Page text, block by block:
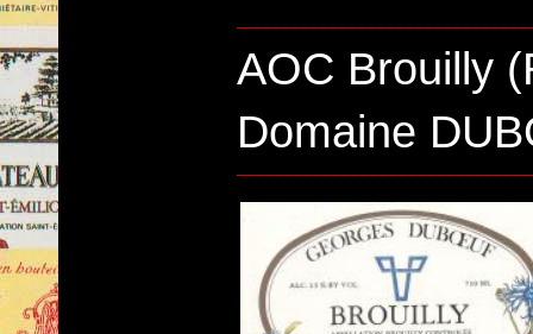
AOC Brouilly
Domaine